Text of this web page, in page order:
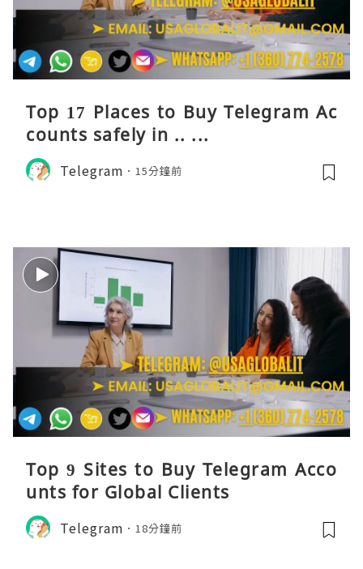
Top 17 Places to Buy Telegram Ac
counts safely in .. ...
Telegram 15分鐘前
Top 9 Sites to Buy Telegram Acco
unts for Global Clients
Telegram 18分鐘前